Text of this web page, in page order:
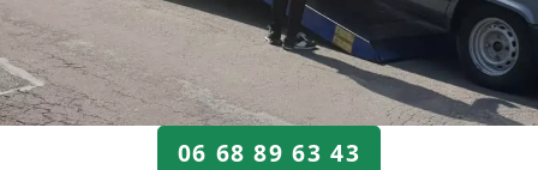
06 68 89 63 43